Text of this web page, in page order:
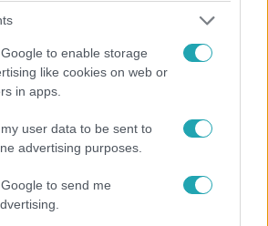
to enable storage
like cookies on web or
in apps.
user data to be sent to
advertising purposes.
to send me